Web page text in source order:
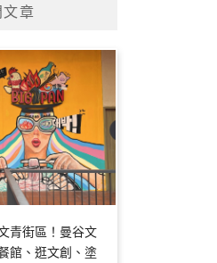
章
青街區！曼谷文
館、逛文創、塗